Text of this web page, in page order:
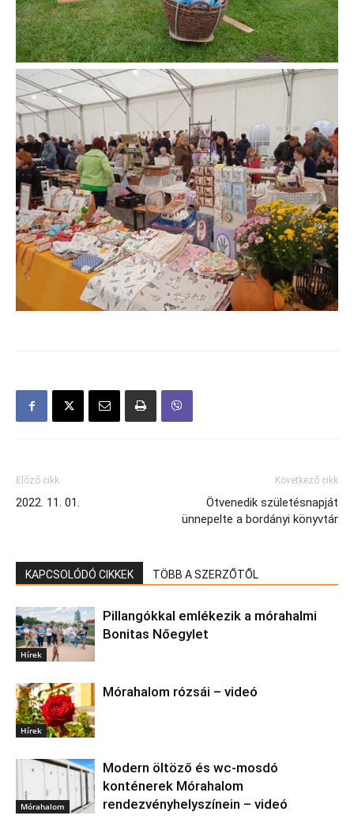
Előző cikk
2022. 11. 01.
Következő cikk
Ötvenedik születésnapját
ünnepelte a bordányi könyvtár
KAPCSOLÓDÓ CIKKEK TÖBB A SZERZŐTŐL
Hírek
Pillangókkal emlékezik a mórahalmi
Bonitas Nőegylet
Hírek
Mórahalom rózsái – videó
Mórahalom
Modern öltöző és wc-mosdó
konténerek Mórahalom
rendezvényhelyszínein – videó